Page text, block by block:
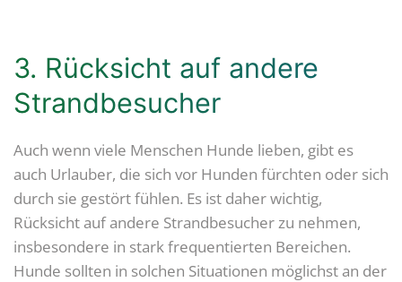
3. Rücksicht auf andere
Strandbesucher
Auch wenn viele Menschen Hunde lieben, gibt es
auch Urlauber, die sich vor Hunden fürchten oder sich
durch sie gestört fühlen. Es ist daher wichtig,
Rücksicht auf andere Strandbesucher zu nehmen,
insbesondere in stark frequentierten Bereichen.
Hunde sollten in solchen Situationen möglichst an der